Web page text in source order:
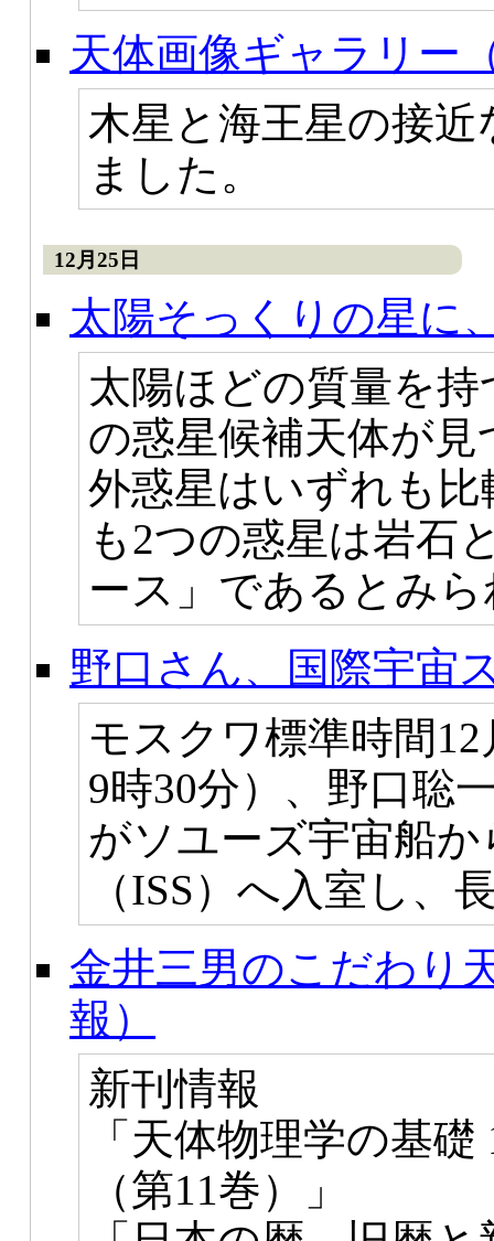
天体画像ギャラリー
木星と海王星の接
ました。
12月25日
太陽そっくりの星に
太陽ほどの質量を
の惑星候補天体が
外惑星はいずれも
も2つの惑星は岩石
ース」であるとみ
野口さん、国際宇宙
モスクワ標準時間
9時30分）、野口聡
がソユーズ宇宙船
（ISS）へ入室し、
金井三男のこだわり
報）
新刊情報
「天体物理学の基
（第11巻）」